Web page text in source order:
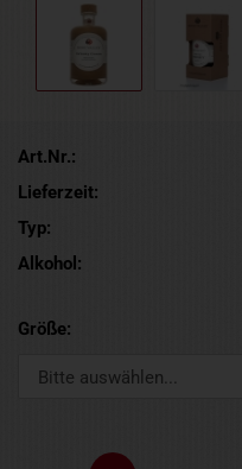
Art.Nr.:
Lieferzeit:
Typ:
Alkohol:
Größe: